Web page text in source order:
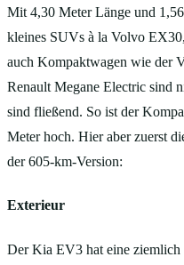
Mit 4,30 Meter Länge und
kleines SUVs à la Volvo
auch Kompaktwagen wie der
Renault Megane Electric sind
sind fließend. So ist der
Meter hoch. Hier aber zuerst
der 605-km-Version:
Exterieur
Der Kia EV3 hat eine ziemlich